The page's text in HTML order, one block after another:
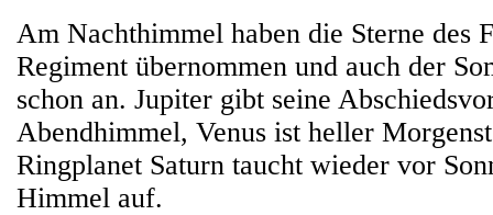
Am Nachthimmel haben die Sterne des
Regiment übernommen und auch der
schon an. Jupiter gibt seine
Abendhimmel, Venus ist heller
Ringplanet Saturn taucht wieder vor
Himmel auf.